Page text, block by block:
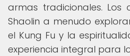
armas tradicionales. Los
Shaolin a menudo
el Kung Fu y la
experiencia integral para